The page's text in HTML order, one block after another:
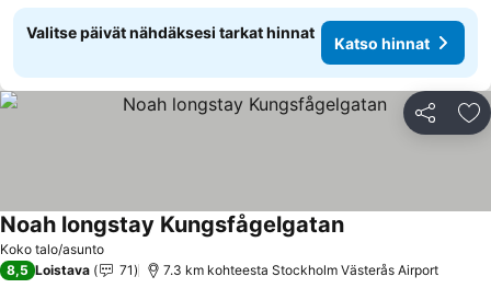
Valitse päivät nähdäksesi tarkat hinnat
Katso hinnat
Jaa
Koko talo/asunto
Noah longstay KungsfågelgatanKatso hinnat
8,5 Loistava 71 7.3 km kohteesta Stockholm Västerås Airport